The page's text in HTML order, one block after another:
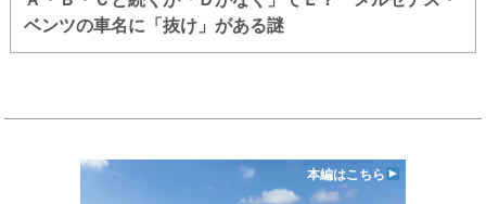
ベンツの車名に「抜け」がある謎
本編はこちら